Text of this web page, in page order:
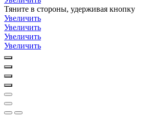
Тяните в стороны, удерживая кнопку
Увеличить
Увеличить
Увеличить
Увеличить